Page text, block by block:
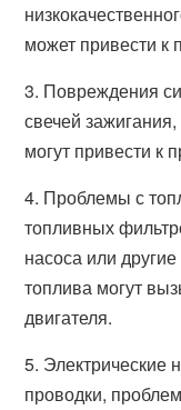
может привести к
3. Повреждения
свечей
могут привести к
4. Проблемы с
топливных
насоса или
топлива могут
двигателя.
5. Электрические
проводки,